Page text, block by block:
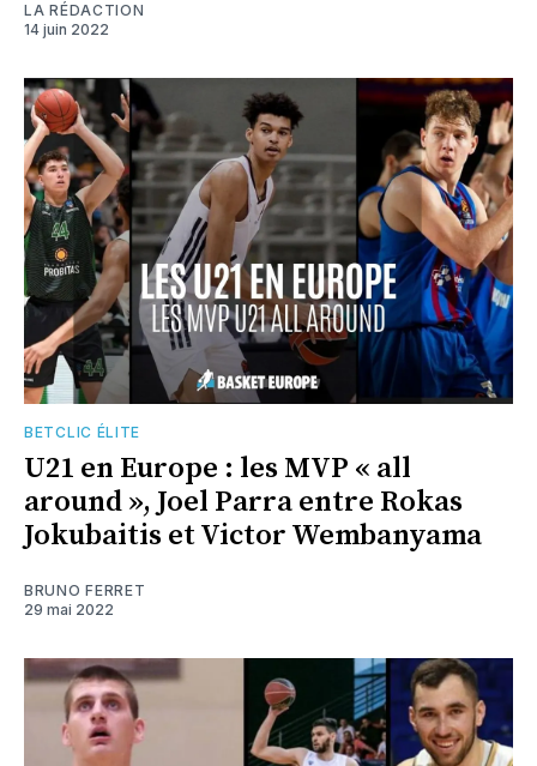
LA RÉDACTION
14 juin 2022
BETCLIC ÉLITE
U21 en Europe : les MVP « all
around », Joel Parra entre Rokas
Jokubaitis et Victor Wembanyama
BRUNO FERRET
29 mai 2022